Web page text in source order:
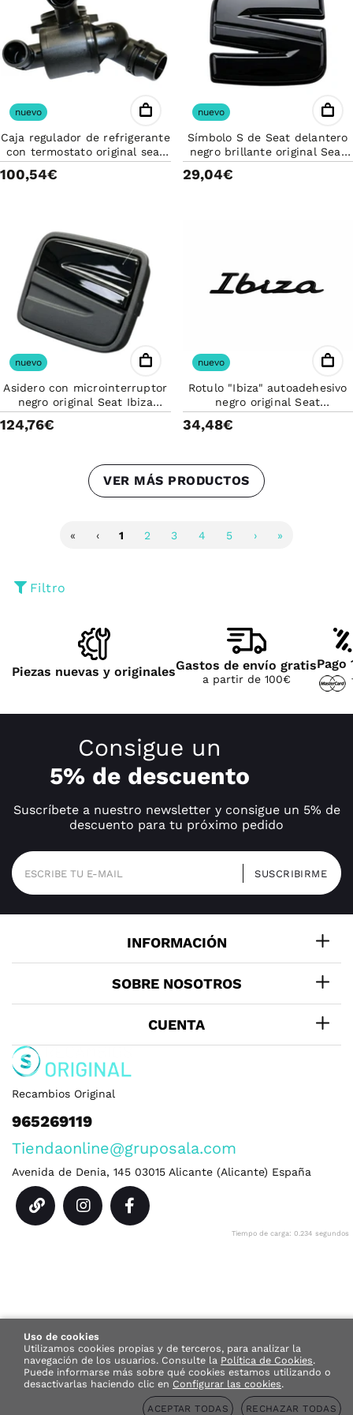
Caja regulador de refrigerante
con termostato original seat
exeo 2009-2014 03L121111AD
100,54€
nuevo
Símbolo S de Seat delantero
negro brillante original Seat
Ibiza 6F0853679C041
29,04€
nuevo
Asidero con microinterruptor
negro original Seat Ibiza
6F0827565D041
124,76€
nuevo
Rotulo "Ibiza" autoadehesivo
negro original Seat
6F0853687A041
34,48€
nuevo
VER MÁS PRODUCTOS
« ‹ 1 2 3 4 5 › »
Filtro
Piezas nuevas y originalesGastos de envío gratis
a partir de 100€
Pago
Consigue un
5% de descuento
Suscríbete a nuestro newsletter y consigue un 5% de
descuento para tu próximo pedido
INFORMACIÓN
SOBRE NOSOTROS
CUENTA
Recambios Original
965269119
Tiendaonline@gruposala.com
Avenida de Denia, 145 03015 Alicante (Alicante) España
Tiempo de carga: 0.234 segundos
Uso de cookies
Utilizamos cookies propias y de terceros, para analizar la
navegación de los usuarios. Consulte la Política de Cookies.
Puede informarse más sobre qué cookies estamos utilizando o
desactivarlas haciendo clic en Configurar las cookies.
ACEPTAR TODAS RECHAZAR TODAS